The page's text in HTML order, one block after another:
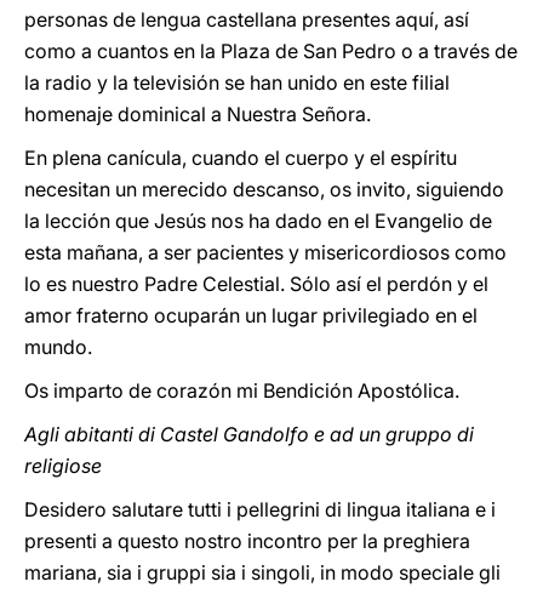
personas de lengua castellana presentes aquí, así
como a cuantos en la Plaza de San Pedro o a través de
la radio y la televisión se han unido en este filial
homenaje dominical a Nuestra Señora.
En plena canícula, cuando el cuerpo y el espíritu
necesitan un merecido descanso, os invito, siguiendo
la lección que Jesús nos ha dado en el Evangelio de
esta mañana, a ser pacientes y misericordiosos como
lo es nuestro Padre Celestial. Sólo así el perdón y el
amor fraterno ocuparán un lugar privilegiado en el
mundo.
Os imparto de corazón mi Bendición Apostólica.
Agli abitanti di Castel Gandolfo e ad un gruppo di
religiose
Desidero salutare tutti i pellegrini di lingua italiana e i
presenti a questo nostro incontro per la preghiera
mariana, sia i gruppi sia i singoli, in modo speciale gli